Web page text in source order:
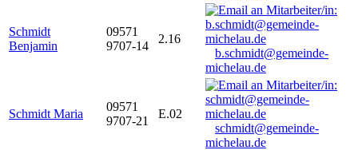
Schmidt
Benjamin
09571
9707-14
2.16
b.schmidt@gemeinde-
michelau.de
Schmidt Maria
09571
9707-21
E.02
schmidt@gemeinde-
michelau.de